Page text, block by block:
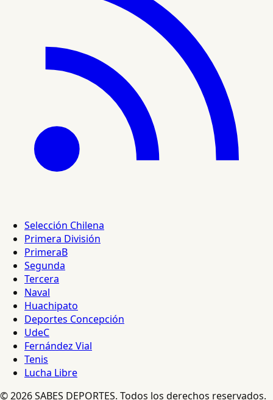
Selección Chilena
Primera División
PrimeraB
Segunda
Tercera
Naval
Huachipato
Deportes Concepción
UdeC
Fernández Vial
Tenis
Lucha Libre
© 2026 SABES DEPORTES. Todos los derechos reservados.